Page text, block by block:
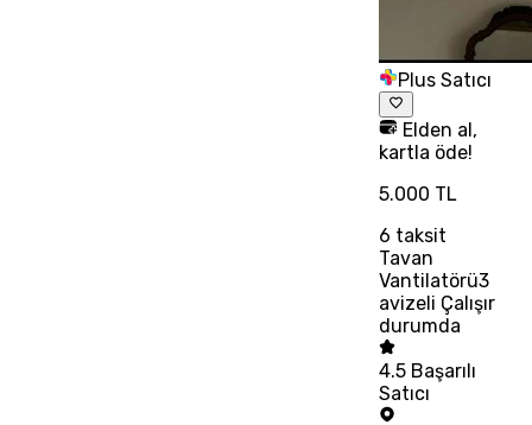
Plus Satıcı
Elden al,
kartla öde!
5.000 TL
6 taksit
Tavan
Vantilatörü3
avizeli Çalışır
durumda
4.5 Başarılı
Satıcı